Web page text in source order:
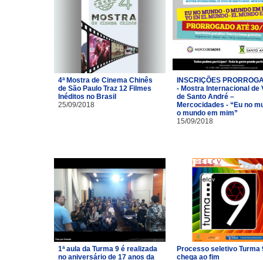
4ª Mostra de Cinema Chinês
de São Paulo Traz 12 Filmes
Inéditos no Brasil
25/09/2018
INSCRIÇÕES
- Mostra Internacional de
de Santo André –
Mercocidades - “Eu no
o mundo em mim”
15/09/2018
1ª aula da Turma 9 é realizada
no aniversário de 17 anos da
Processo seletivo Turma
chega ao fim